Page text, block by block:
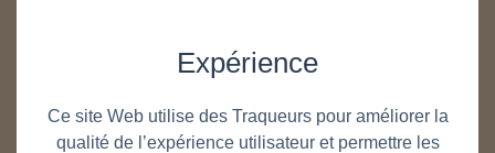
Expérience
Ce site Web utilise des Traqueurs pour améliorer la
qualité de l’expérience utilisateur et permettre les